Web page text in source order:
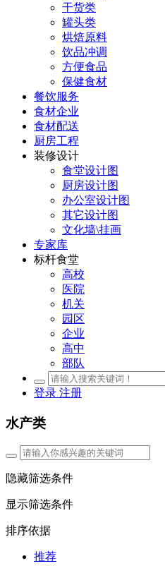
干货类
罐头类
烘焙原料
饮品冲调
方便食品
保健食材
餐饮服务
食材企业
食材配送
厨房工程
装修设计
食堂设计图
厨房设计图
办公室设计图
其它设计图
文化墙\挂画
专家库
标杆食堂
高校
医院
机关
园区
企业
高中
部队
登录 注册
水产类
隐藏筛选条件
显示筛选条件
排序依据
推荐